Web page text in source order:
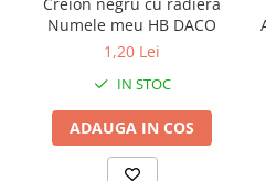
Tipizate
Instrumente de scris
Creioane Grafice
instrument de scris elegant,
Perfect pentru scoala, birou sau
un echilibru excelent intre
Daca ai nevoie si de un titlu SEO
*Pretul afisat este per bucata.
Creion negru cu radiera
Numele meu HB DACO
1,20 Lei
IN STOC
ADAUGA IN COS